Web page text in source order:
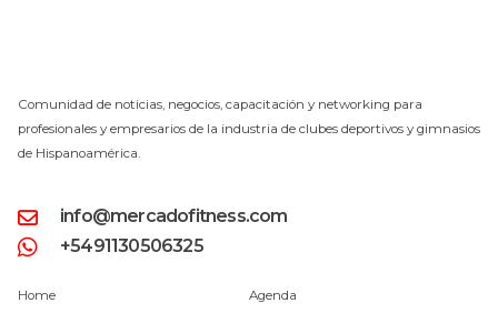
Comunidad de noticias, negocios, capacitación y networking para
profesionales y empresarios de la industria de clubes deportivos y gimnasios
de Hispanoamérica.
info@mercadofitness.com
+5491130506325
Home Agenda